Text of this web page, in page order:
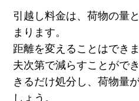
引越し料金は、荷物の量
まります。
距離を変えることはでき
夫次第で減らすことがで
きるだけ処分し、荷物量
しょう。